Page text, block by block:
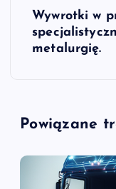
c
Wywrotki w
metalurgię.
Powiązane